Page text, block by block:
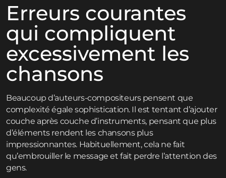
Erreurs courantes
qui compliquent
excessivement les
chansons
Beaucoup d’auteurs-compositeurs pensent que
complexité égale sophistication. Il est tentant d’ajouter
couche après couche d’instruments, pensant que plus
d’éléments rendent les chansons plus
impressionnantes. Habituellement, cela ne fait
qu’embrouiller le message et fait perdre l’attention des
gens.